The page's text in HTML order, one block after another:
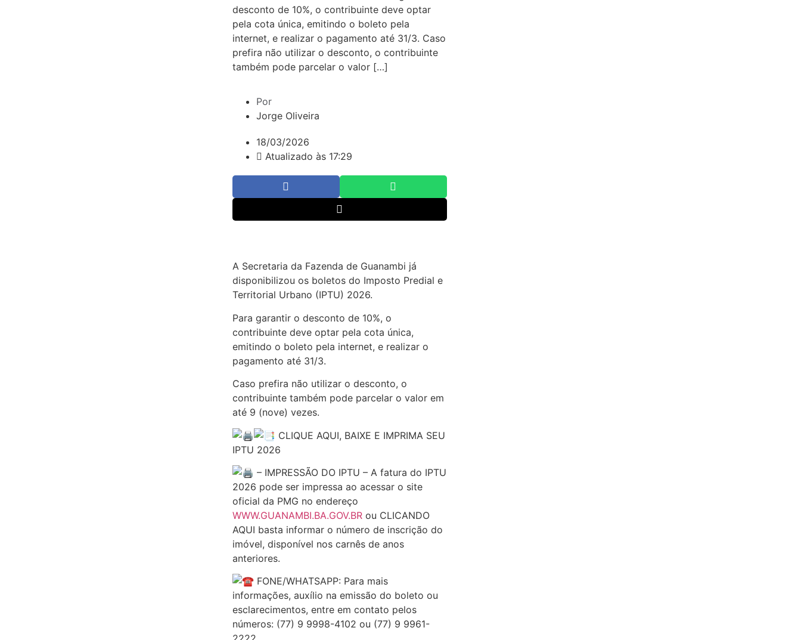
desconto de 10%, o contribuinte deve optar
pela cota única, emitindo o boleto pela
internet, e realizar o pagamento até 31/3. Caso
prefira não utilizar o desconto, o contribuinte
também pode parcelar o valor […]
Por
Jorge Oliveira
18/03/2026
Atualizado às 17:29
A Secretaria da Fazenda de Guanambi já
disponibilizou os boletos do Imposto Predial e
Territorial Urbano (IPTU) 2026.
Para garantir o desconto de 10%, o
contribuinte deve optar pela cota única,
emitindo o boleto pela internet, e realizar o
pagamento até 31/3.
Caso prefira não utilizar o desconto, o
contribuinte também pode parcelar o valor em
até 9 (nove) vezes.
CLIQUE AQUI, BAIXE E IMPRIMA SEU
IPTU 2026
– IMPRESSÃO DO IPTU – A fatura do IPTU
2026 pode ser impressa ao acessar o site
oficial da PMG no endereço
WWW.GUANAMBI.BA.GOV.BRou CLICANDO
AQUI basta informar o número de inscrição do
imóvel, disponível nos carnês de anos
anteriores.
FONE/WHATSAPP: Para mais
informações, auxílio na emissão do boleto ou
esclarecimentos, entre em contato pelos
números: (77) 9 9998-4102 ou (77) 9 9961-